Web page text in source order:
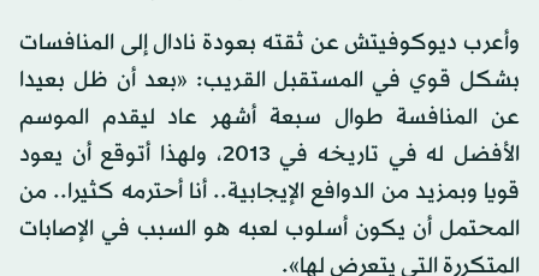
وأعرب ديوكوفيتش عن ثقته بعودة نادال إلى المنافسات
بشكل قوي في المستقبل القريب: «بعد أن ظل بعيدا
عن المنافسة طوال سبعة أشهر عاد ليقدم الموسم
الأفضل له في تاريخه في 2013، ولهذا أتوقع أن يعود
قويا وبمزيد من الدوافع الإيجابية.. أنا أحترمه كثيرا.. من
المحتمل أن يكون أسلوب لعبه هو السبب في الإصابات
المتكررة التي يتعرض لها».